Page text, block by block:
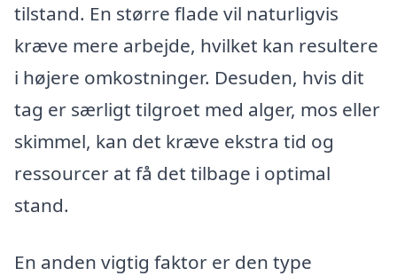
tilstand. En større flade vil naturligvis
kræve mere arbejde, hvilket kan resultere
i højere omkostninger. Desuden, hvis dit
tag er særligt tilgroet med alger, mos eller
skimmel, kan det kræve ekstra tid og
ressourcer at få det tilbage i optimal
stand.
En anden vigtig faktor er den type